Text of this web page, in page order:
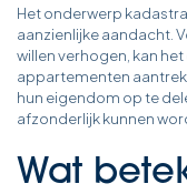
Het onderwerp
aanzienlijke aandacht.
willen verhogen, kan
appartementen
hun eigendom op te
afzonderlijk kunnen
Wat